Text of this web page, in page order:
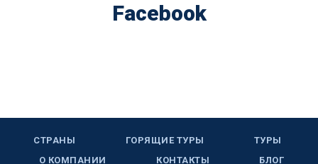
Facebook
СТРАНЫ ГОРЯЩИЕ ТУРЫ
ТУРЫ
О КОМПАНИИ
КОНТАКТЫ БЛОГ